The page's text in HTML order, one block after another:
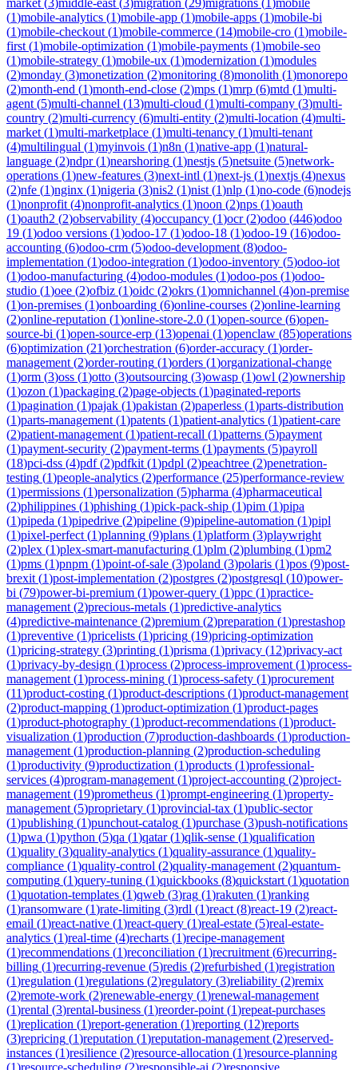
(1)mobile-analytics (1)mobile-app (1)mobile-apps (1)mobile-bi
(1)mobile-checkout (1)mobile-commerce (14)mobile-cro (1)mobile-
first (1)mobile-optimization (1)mobile-payments (1)mobile-seo
(1)mobile-strategy (1)mobile-ux (1)modernization (1)modules
(2)monday (3)monetization (2)monitoring (8)monolith (1)monorepo
(2)month-end (1)month-end-close (2)mps (1)mrp (6)mtd (1)multi-
agent (5)multi-channel (13)multi-cloud (1)multi-company (3)multi-
country (2)multi-currency (6)multi-entity (2)multi-location (4)multi-
market (1)multi-marketplace (1)multi-tenancy (1)multi-tenant
(4)multilingual (1)myinvois (1)n8n (1)native-app (1)natural-
language (2)ndpr(1)nearshoring (1)nestjs (5)netsuite (5)network-
operations (1)new-features (3)next-intl (1)next-js (1)nextjs (4)nexus
(2)nfe (1)nginx (1)nigeria (3)nis2 (1)nist (1)nlp (1)no-code (6)nodejs
(1)nonprofit (4)nonprofit-analytics (1)noon (2)nps (1)oauth
(1)oauth2 (2)observability (4)occupancy (1)ocr(2)odoo (446)odoo
19 (1)odoo versions (1)odoo-17 (1)odoo-18 (1)odoo-19 (16)odoo-
accounting (6)odoo-crm (5)odoo-development (8)odoo-
implementation (1)odoo-integration (1)odoo-inventory (5)odoo-iot
(1)odoo-manufacturing (4)odoo-modules (1)odoo-pos (1)odoo-
studio (1)oee (2)ofbiz (1)oidc (2)okrs (1)omnichannel (4)on-premise
(1)on-premises (1)onboarding (6)online-courses (2)online-learning
(2)online-reputation (1)online-store-2.0 (1)open-source (6)open-
source-bi (1)open-source-erp (13)openai (1)openclaw (85)operations
(6)optimization (21)orchestration (6)order-accuracy (1)order-
management (2)order-routing (1)orders (1)organizational-change
(1)orm (3)oss (1)otto (3)outsourcing (3)owasp (1)owl (2)ownership
(1)ozon (1)packaging (2)page-objects (1)paginated-reports
(1)pagination (1)pajak (1)pakistan (2)paperless (1)parts-distribution
(1)parts-management (1)patents (1)patient-analytics (1)patient-care
(2)patient-management (1)patient-recall (1)patterns (5)payment
(1)payment-security (2)payment-terms (1)payments (5)payroll
(18)pci-dss (4)pdf(2)pdfkit (1)pdpl (2)peachtree (2)penetration-
testing (1)people-analytics (2)performance (25)performance-review
(1)permissions (1)personalization (5)pharma (4)pharmaceutical
(2)philippines (1)phishing (1)pick-pack-ship (1)pim (1)pipa
(1)pipeda (1)pipedrive (2)pipeline (9)pipeline-automation (1)pipl
(1)pixel-perfect (1)planning (9)plans (1)platform (3)playwright
(2)plex (1)plex-smart-manufacturing (1)plm (2)plumbing (1)pm2
(1)pms (1)pnpm (1)point-of-sale (3)poland (3)polaris (1)pos (9)post-
brexit (1)post-implementation (2)postgres (2)postgresql (10)power-
bi (79)power-bi-premium (1)power-query (1)ppc (1)practice-
management (2)precious-metals (1)predictive-analytics
(4)predictive-maintenance (2)premium (2)preparation (1)prestashop
(1)preventive (1)pricelists (1)pricing (19)pricing-optimization
(1)pricing-strategy (3)printing (1)prisma (1)privacy (12)privacy-act
(1)privacy-by-design (1)process (2)process-improvement (1)process-
management (1)process-mining (1)process-safety (1)procurement
(11)product-costing (1)product-descriptions (1)product-management
(2)product-mapping (1)product-optimization (1)product-pages
(1)product-photography (1)product-recommendations (1)product-
visualization (1)production (7)production-dashboards (1)production-
management (1)production-planning (2)production-scheduling
(1)productivity (9)productization (1)products (1)professional-
services (4)program-management (1)project-accounting (2)project-
management (19)prometheus (1)prompt-engineering (1)property-
management (5)proprietary (1)provincial-tax (1)public-sector
(1)publishing (1)punchout-catalog (1)purchase (3)push-notifications
(1)pwa (1)python (5)qa (1)qatar(1)qlik-sense (1)qualification
(1)quality (3)quality-analytics (1)quality-assurance (1)quality-
compliance (1)quality-control (2)quality-management (2)quantum-
computing (1)query-tuning (1)quickbooks (8)quickstart (1)quotation
(1)quotation-templates (1)qweb (3)rag (1)rakuten (1)ranking
(1)ransomware (1)rate-limiting (3)rdl (1)react (8)react-19 (2)react-
email (1)react-native (1)react-query (1)real-estate (5)real-estate-
analytics (1)real-time (4)recharts (1)recipe-management
(1)recommendations (1)reconciliation (1)recruitment (6)recurring-
billing (1)recurring-revenue (5)redis (2)refurbished (1)registration
(1)regulation (1)regulations (2)regulatory (3)reliability (2)remix
(2)remote-work (2)renewable-energy (1)renewal-management
(1)rental (3)rental-business (1)reorder-point (1)repeat-purchases
(1)replication (1)report-generation (1)reporting (12)reports
(3)repricing (1)reputation (1)reputation-management (2)reserved-
instances (1)resilience (2)resource-allocation (1)resource-planning
(1)resource-scheduling (2)responsible-ai (2)responsive